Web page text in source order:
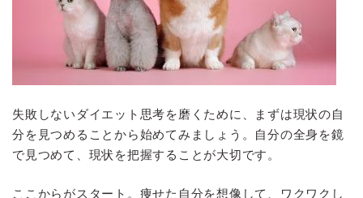
失敗しないダイエット思考を磨くために、まずは現状の自
分を見つめることから始めてみましょう。自分の全身を鏡
で見つめて、現状を把握することが大切です。
ここからがスタート。痩せた自分を想像して、ワクワクし